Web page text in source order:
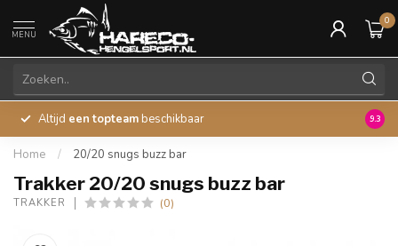
MENU
0
Altijd een topteam beschikbaar 45
9.3
Home / 20/20 snugs buzz bar
Trakker 20/20 snugs buzz bar
TRAKKER (0)